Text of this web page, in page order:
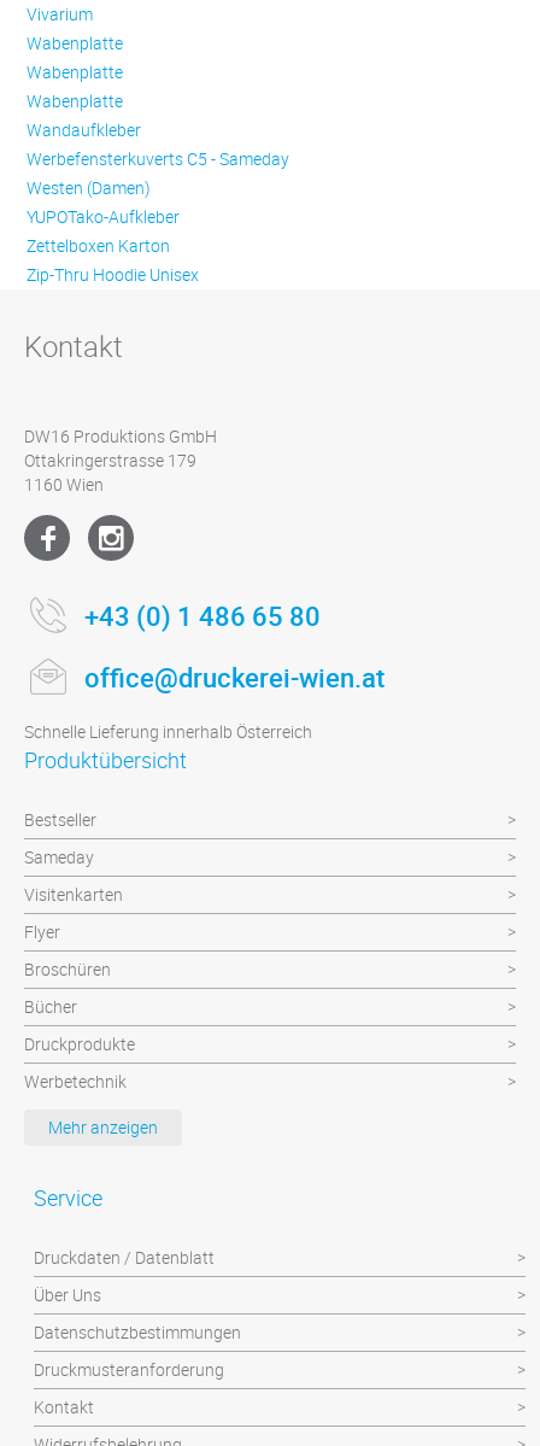
Vivarium
Wabenplatte
Wabenplatte
Wabenplatte
Wandaufkleber
Werbefensterkuverts C5 - Sameday
Westen (Damen)
YUPOTako-Aufkleber
Zettelboxen Karton
Zip-Thru Hoodie Unisex
Kontakt
DW16 Produktions GmbH
Ottakringerstrasse 179
1160 Wien
+43 (0) 1 486 65 80
office@druckerei-wien.at
Schnelle Lieferung innerhalb Österreich
Produktübersicht
Bestseller
Sameday
Visitenkarten
Flyer
Broschüren
Bücher
Druckprodukte
Werbetechnik
Werbeartikel
Plattendruck und Schilder
Mehr anzeigen
Service
Druckdaten / Datenblatt
Über Uns
Datenschutzbestimmungen
Druckmusteranforderung
Kontakt